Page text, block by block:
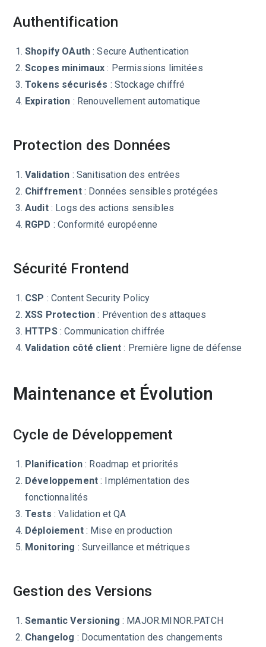
Authentification
Shopify OAuth: Secure Authentication
Scopes minimaux : Permissions limitées
Tokens sécurisés : Stockage chiffré
Expiration : Renouvellement automatique
Protection des Données
Validation : Sanitisation des entrées
Chiffrement: Données sensibles protégées
Audit: Logs des actions sensibles
RGPD : Conformité européenne
Sécurité Frontend
CSP : Content Security Policy
XSS Protection : Prévention des attaques
HTTPS: Communication chiffrée
Validation côté client : Première ligne de défense
Maintenance et Évolution
Cycle de Développement
Planification: Roadmap et priorités
Développement: Implémentation des
fonctionnalités
Tests : Validation et QA
Déploiement: Mise en production
Monitoring : Surveillance et métriques
Gestion des Versions
Semantic Versioning : MAJOR.MINOR.PATCH
Changelog : Documentation des changements